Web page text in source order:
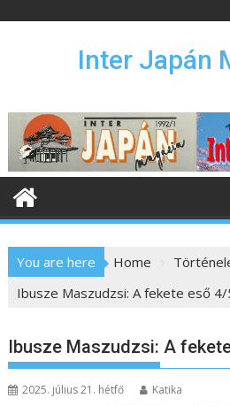
n
e
Inter Japán
You are here Home
Ibusze Maszudzsi: A fekete eső 4/
Ibusze Maszudzsi: A
2025. július 21. hétfő Katika